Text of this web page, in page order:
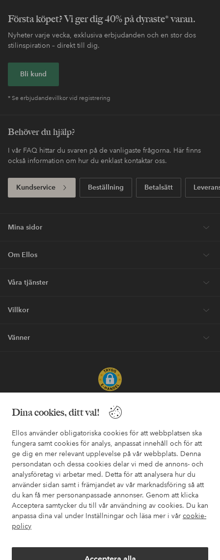
Dina cookies, ditt val!
Ellos använder obligatoriska cookies för att webbplatsen ska
fungera samt cookies för analys, anpassat innehåll och för att
ge dig en mer relevant upplevelse på vår webbplats. Denna
persondatan och dessa cookies delar vi med de annons- och
analysföretag vi arbetar med. Detta för att analysera hur du
använder sidan samt i främjandet av vår marknadsföring så att
du kan få mer personanpassade annonser. Genom att klicka
Acceptera samtycker du till vår användning av cookies. Du kan
anpassa dina val under Inställningar och läsa mer i vår cookie-
policy
Första köpet? Vi ger dig 40% på dyraste* varan.
Nyheter varje vecka, exklusiva erbjudanden och en stor dos
stilinspiration – direkt till dig.
Bli kund
* Se erbjudandevillkor vid registrering
Behöver du hjälp?
I vår FAQ hittar du svaren på de vanligaste frågorna. Här finns
också information om hur du enklast kontaktar oss.
Kundservice Beställning Betalsätt
Mina sidor
Om Ellos
Våra tjänster
Villkor
Vänner
Säkra betalningar - Betala direkt eller dela upp
Vill du veta mer om
våra betalalternativ
elpy elpy
Sverige - Välj land
Facebook Instagram Pinterest Youtube